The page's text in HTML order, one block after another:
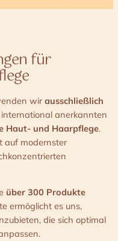
für
wir ausschließlich
international anerkannten
Haut- und Haarpflege.
auf modernster
über 300 Produkte
ermöglicht es uns,
die sich optimal